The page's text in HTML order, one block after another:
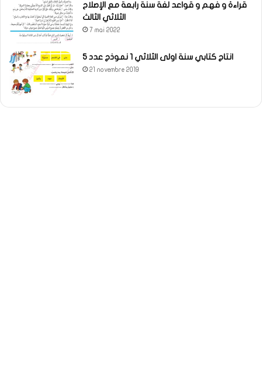
قراءة و فهم و قواعد لغة سنة رابعة مع الإصلاح
الثلاثي الثالث
7 mai 2022
انتاج كتابي سنة اولى الثلاثي 1 نموذج عدد 5
21 novembre 2019